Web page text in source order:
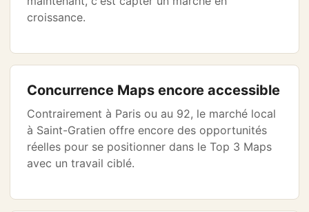
croissance.
Concurrence Maps encore accessible
Contrairement à Paris ou au 92, le marché local
à Saint-Gratien offre encore des opportunités
réelles pour se positionner dans le Top 3 Maps
avec un travail ciblé.